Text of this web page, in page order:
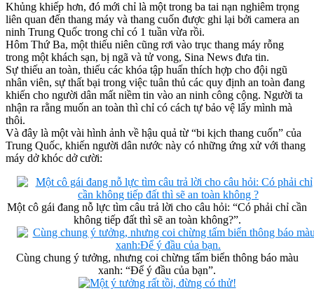
Khủng khiếp hơn, đó mới chỉ là một trong ba tai nạn nghiêm trọng
liên quan đến thang máy và thang cuốn được ghi lại bởi camera an
ninh Trung Quốc trong chỉ có 1 tuần vừa rồi.
Hôm Thứ Ba, một thiếu niên cũng rơi vào trục thang máy rỗng
trong một khách sạn, bị ngã và tử vong, Sina News đưa tin.
Sự thiếu an toàn, thiếu các khóa tập huấn thích hợp cho đội ngũ
nhân viên, sự thất bại trong việc tuân thủ các quy định an toàn đang
khiến cho người dân mất niềm tin vào an ninh công cộng. Người ta
nhận ra rằng muốn an toàn thì chỉ có cách tự bảo vệ lấy mình mà
thôi.
Và đây là một vài hình ảnh về hậu quả từ “bi kịch thang cuốn” của
Trung Quốc, khiến người dân nước này có những ứng xử với thang
máy dở khóc dở cười:
Một cô gái đang nỗ lực tìm câu trả lời cho câu hỏi: “Có phải chỉ cần
không tiếp đất thì sẽ an toàn không?”.
Cùng chung ý tưởng, nhưng coi chừng tấm biển thông báo màu
xanh: “Để ý đầu của bạn”.